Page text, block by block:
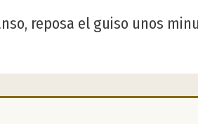
reposa el guiso unos